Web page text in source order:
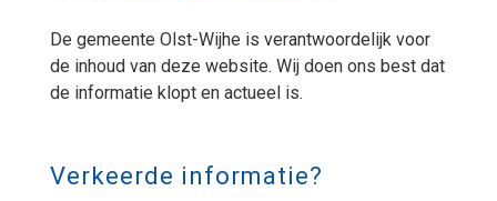
De gemeente Olst-Wijhe is verantwoordelijk voor
de inhoud van deze website. Wij doen ons best dat
de informatie klopt en actueel is.
Verkeerde informatie?